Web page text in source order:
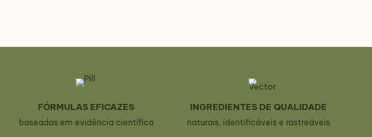
FÓRMULAS EFICAZES
baseadas em evidência científica
INGREDIENTES DE QUALIDADE
naturais, identificáveis e rastreáveis